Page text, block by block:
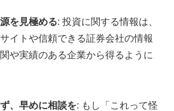
を見極める: 投資に関する情報は、
イトや信頼できる証券会社の情報
や実績のある企業から得るように
、早めに相談を: もし「これって怪